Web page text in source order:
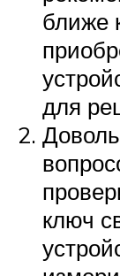
ближе
для
ключ